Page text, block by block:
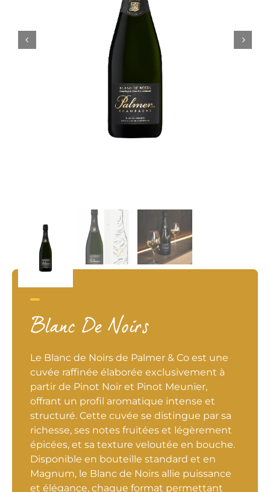
Blanc De Noirs
Le Blanc de Noirs de Palmer & Co est une
cuvée raffinée élaborée exclusivement à
partir de Pinot Noir et Pinot Meunier,
offrant un profil aromatique intense et
structuré. Cette cuvée se distingue par sa
richesse, ses notes fruitées et légèrement
épicées, et sa texture veloutée en bouche.
Disponible en bouteille standard et en
Magnum, le Blanc de Noirs allie puissance
et élégance, chaque format permettant